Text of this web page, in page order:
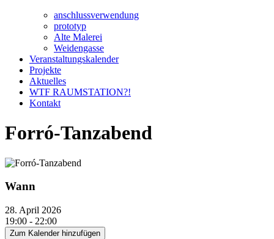
anschlussverwendung
prototyp
Alte Malerei
Weidengasse
Veranstaltungskalender
Projekte
Aktuelles
WTF RAUMSTATION?!
Kontakt
Forró-Tanzabend
Wann
28. April 2026
19:00 - 22:00
Zum Kalender hinzufügen